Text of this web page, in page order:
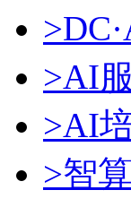
>AI
>AI
>智